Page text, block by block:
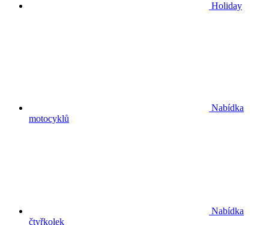
Holiday
Nabídka
motocyklů
Nabídka
čtyřkolek